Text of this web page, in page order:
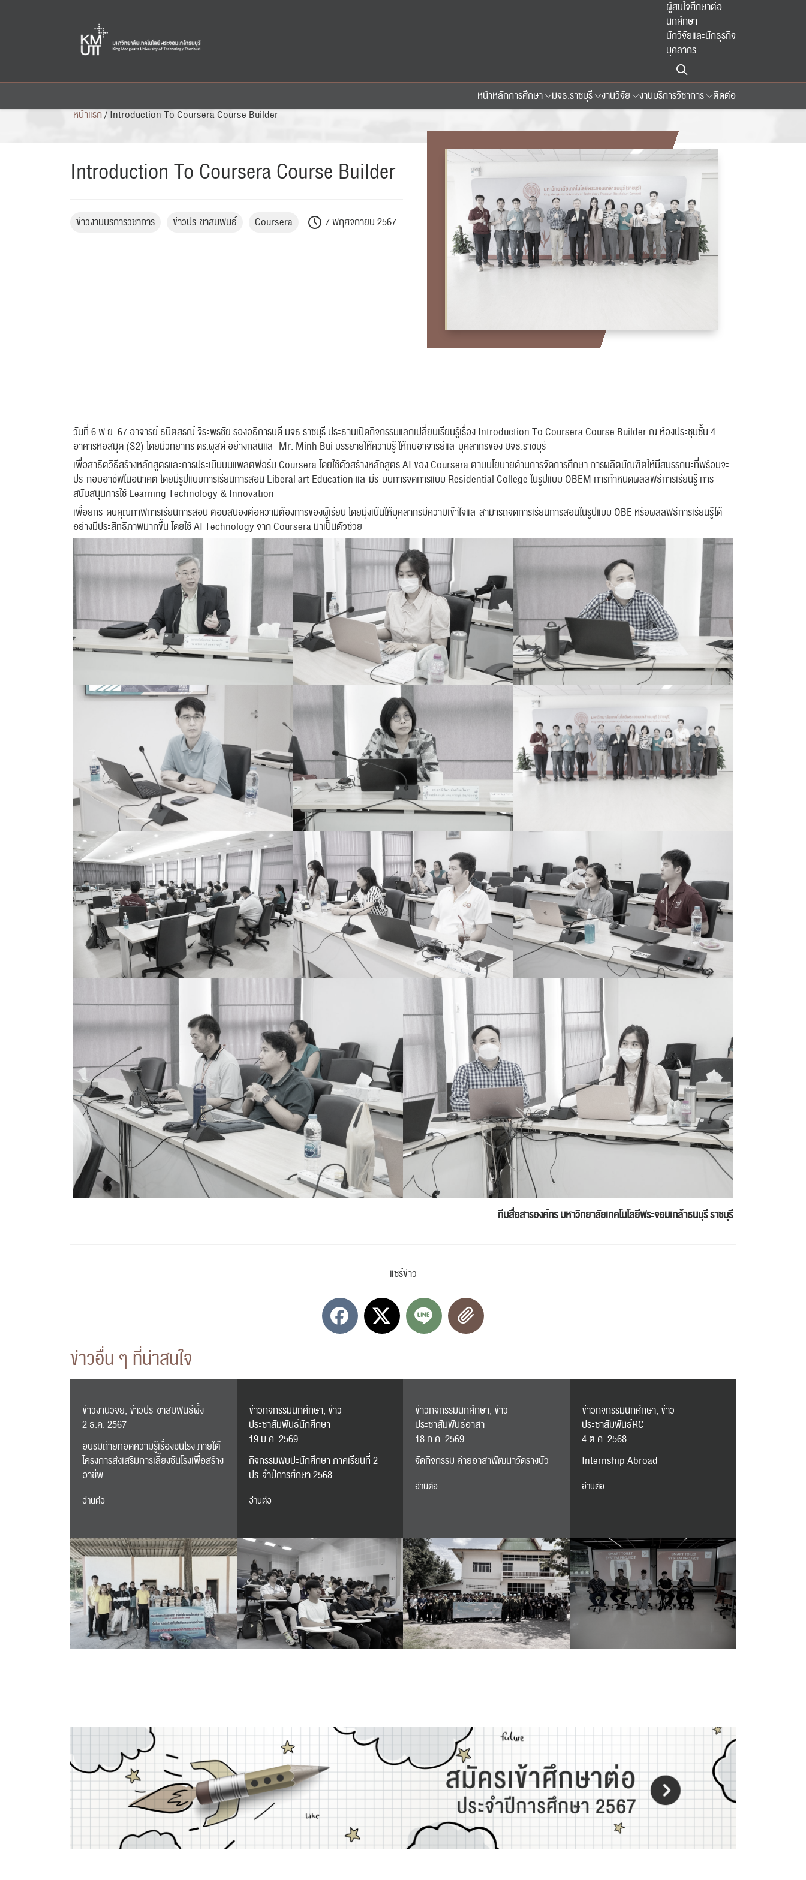
ผู้สนใจศึกษาต่อ
นักศึกษา
นักวิจัยและนักธุรกิจ
บุคลากร
หน้าหลักการศึกษา มจธ.ราชบุรี งานวิจัย งานบริการวิชาการ ติดต่อ
ค้นหา
สำหรับ:
หน้าแรก/Introduction To Coursera Course Builder
Introduction To Coursera Course Builder
ข่าวงานบริการวิชาการ ข่าวประชาสัมพันธ์ Coursera 7 พฤศจิกายน 2567
วันที่ 6 พ.ย. 67 อาจารย์ ธนิตสรณ์ จิระพรชัย รองอธิการบดี มจธ.ราชบุรี ประธานเปิดกิจกรรมแลกเปลี่ยนเรียนรู้เรื่อง Introduction To Coursera Course Builder ณ ห้องประชุมชั้น 4
อาคารหอสมุด (S2) โดยมีวิทยากร ดร.ผุสดี อย่างกลั่นและ Mr. Minh Bui บรรยายให้ความรู้ ให้กับอาจารย์และบุคลากรของ มจธ.ราชบุรี
เพื่อสาธิตวิธีสร้างหลักสูตรและการประเมินบนแพลตฟอร์ม Coursera โดยใช้ตัวสร้างหลักสูตร AI ของ Coursera ตามนโยบายด้านการจัดการศึกษา การผลิตบัณฑิตให้มีสมรรถนะที่พร้อมจะ
ประกอบอาชีพในอนาคตโดยมีรูปแบบการเรียนการสอน Liberal art Education และมีระบบการจัดการแบบ Residential College ในรูปแบบ OBEM การกำหนดผลลัพธ์การเรียนรู้ การ
สนับสนุนการใช้ Learning Technology & Innovation
เพื่อยกระดับคุณภาพการเรียนการสอน ตอบสนองต่อความต้องการของผู้เรียน โดยมุ่งเน้นให้บุคลากรมีความเข้าใจและสามารถจัดการเรียนการสอนในรูปแบบ OBE หรือผลลัพธ์การเรียนรู้ได้
อย่างมีประสิทธิภาพมากขึ้น โดยใช้ AI Technology จาก Coursera มาเป็นตัวช่วย
ทีมสื่อสารองค์กรมหาวิทยาลัยเทคโนโลยีพระจอมเกล้าธนบุรี ราชบุรี
แชร์ข่าว
ข่าวอื่น ๆ ที่น่าสนใจ
ข่าวงานวิจัย, ข่าวประชาสัมพันธ์ผึ้ง
2 ธ.ค. 2567
อบรมถ่ายทอดความรู้เรื่องชันโรง ภายใต้
โครงการส่งเสริมการเลี้ยงชันโรงเพื่อสร้าง
อาชีพ
อ่านต่อ
ข่าวกิจกรรมนักศึกษา, ข่าว
ประชาสัมพันธ์นักศึกษา
19 ม.ค. 2569
กิจกรรมพบปะนักศึกษา ภาคเรียนที่ 2
ประจำปีการศึกษา 2568
อ่านต่อ
ข่าวกิจกรรมนักศึกษา, ข่าว
ประชาสัมพันธ์อาสา
18 ก.ค. 2569
จัดกิจกรรม ค่ายอาสาพัฒนาวัดรางบัว
อ่านต่อ
ข่าวกิจกรรมนักศึกษา, ข่าว
ประชาสัมพันธ์RC
4 ต.ค. 2568
Internship Abroad
อ่านต่อ
RC Activity
ปฏิทิน
RC Activity